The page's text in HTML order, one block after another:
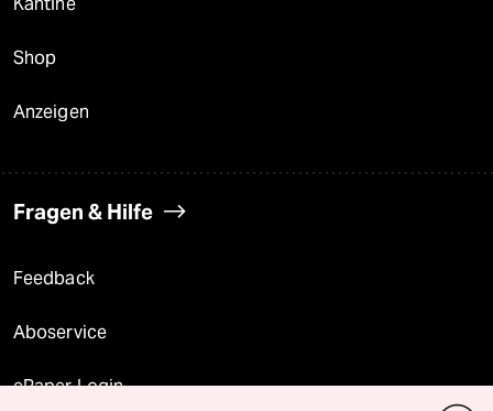
Kantine
Shop
Anzeigen
Fragen & Hilfe
Feedback
Aboservice
ePaper Login